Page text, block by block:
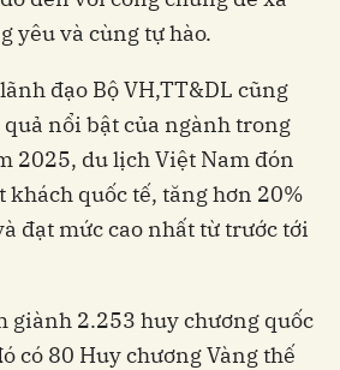
yêu và cùng tự hào.
đạo Bộ VH,TT&DL cũng
nổi bật của ngành trong
2025, du lịch Việt Nam đón
quốc tế, tăng hơn 20%
đạt mức cao nhất từ trước tới
giành 2.253 huy chương quốc
có 80 Huy chương Vàng thế